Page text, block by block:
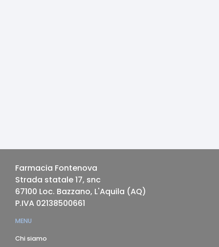
Farmacia Fontenova
Strada statale 17, snc
67100 Loc. Bazzano, L'Aquila (AQ)
P.IVA 02138500661
MENU
Chi siamo